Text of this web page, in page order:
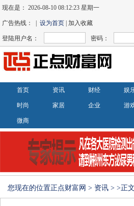
现在是：2026-08-10 08:12:23 星期一
广告热线： |设为首页 | 加入收藏
登陆用户名： 密码：
首页 资讯 财经 娱
时尚 家居 企业 游
微商
您现在的位置正点财富网 > 资讯 > >正